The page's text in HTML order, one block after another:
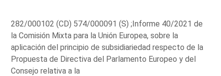
282/000102 (CD) 574/000091 (S) ;Informe 40/2021 de
la Comisión Mixta para la Unión Europea, sobre la
aplicación del principio de subsidiariedad respecto de la
Propuesta de Directiva del Parlamento Europeo y del
Consejo relativa a la